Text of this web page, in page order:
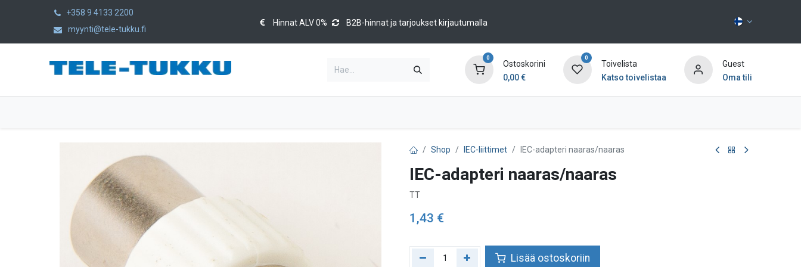
+358 9 4133 2200
myynti@tele-tukku.fi
Hinnat ALV 0% B2B-hinnat ja tarjoukset kirjautumalla
0
Ostoskorini
0,00€
0
Toivelista
Katso toivelistaa
Guest
Oma tili
Shop IEC-liittimet IEC-adapteri naaras/naaras
IEC-adapteri naaras/naaras
TT
1,43 €
Lisää ostoskoriin